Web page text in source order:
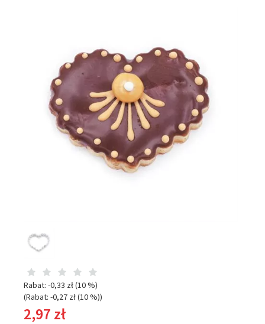
Rabat: -0,33 zł(10 %)
(Rabat: -0,27 zł(10 %))
2,97 zł